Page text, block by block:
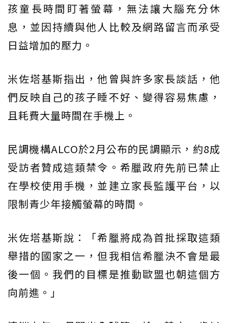
孩童長時間盯著螢幕，無法讓大腦充分休
息，並因持續與他人比較及網路留言而承受
日益增加的壓力。
米佐塔基斯指出，他曾與許多家長談話，他
們反映自己的孩子睡不好、變得容易焦慮，
且耗費大量時間在手機上。
民調機構ALCO於2月公布的民調顯示，約8成
受訪者贊成這類禁令。希臘政府先前已禁止
在學校使用手機，並建立家長監護平台，以
限制青少年接觸螢幕的時間。
米佐塔基斯說：「希臘將成為首批採取這類
舉措的國家之一，但我相信希臘決不會是最
後一個。我們的目標是推動歐盟也朝這個方
向前進。」